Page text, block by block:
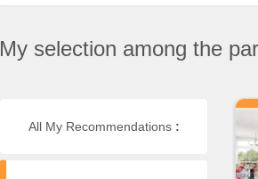
My selection among the
All My Recommendations :